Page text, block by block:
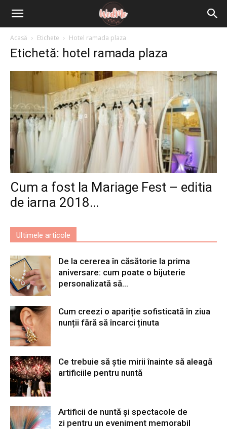
Acasă Etichete Hotel ramada plaza
Etichetă: hotel ramada plaza
Cum a fost la Mariage Fest – editia
de iarna 2018...
Ultimele articole
De la cererea în căsătorie la prima
aniversare: cum poate o bijuterie
personalizată să...
Cum creezi o apariție sofisticată în ziua
nunții fără să încarci ținuta
Ce trebuie să știe mirii înainte să aleagă
artificiile pentru nuntă
Artificii de nuntă și spectacole de
zi pentru un eveniment memorabil